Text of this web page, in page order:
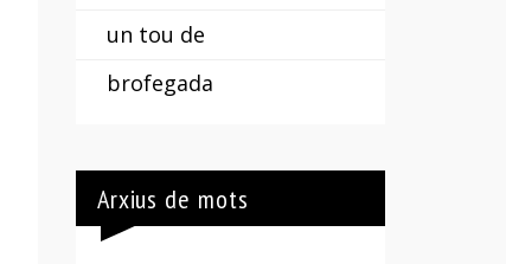
un tou de
brofegada
Arxius de mots